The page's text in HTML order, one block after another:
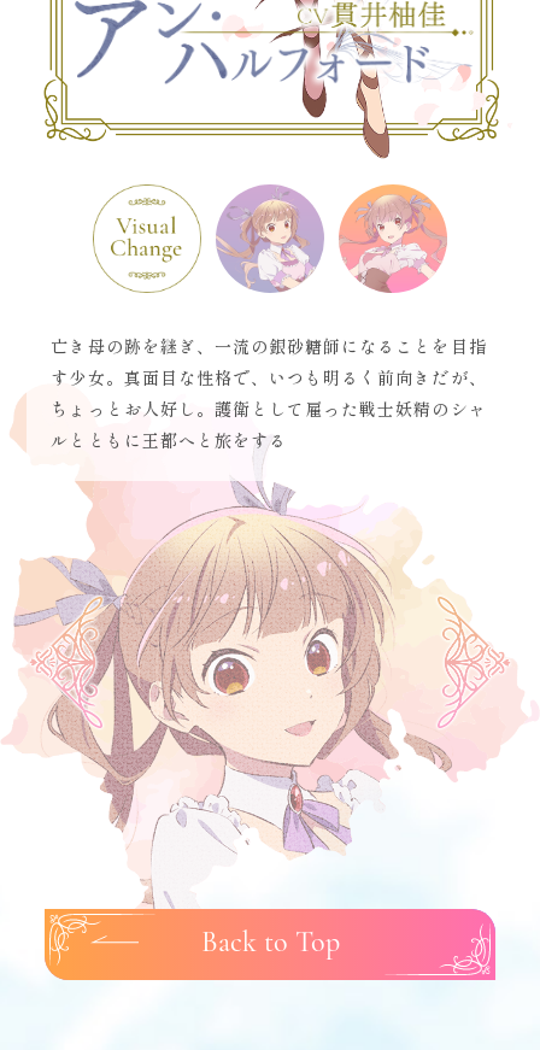
亡き母の跡を継ぎ、一流の銀砂糖師になることを目指
す少女。真面目な性格で、いつも明るく前向きだが、
ちょっとお人好し。護衛として雇った戦士妖精のシャ
ルとともに王都へと旅をする
Back to Top